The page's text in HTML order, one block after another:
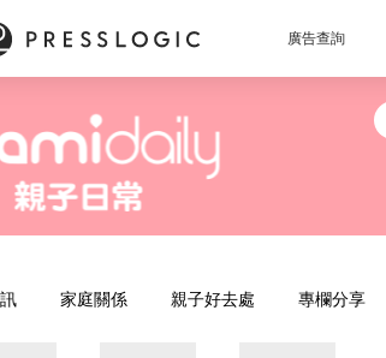
廣告查詢
家庭關係 親子好去處 專欄分享